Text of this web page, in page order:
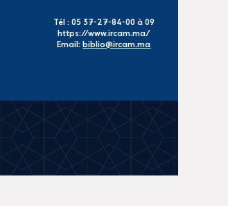
Tél : 05 37-27-84-00 à 09
https://www.ircam.ma/
Email: biblio@ircam.ma